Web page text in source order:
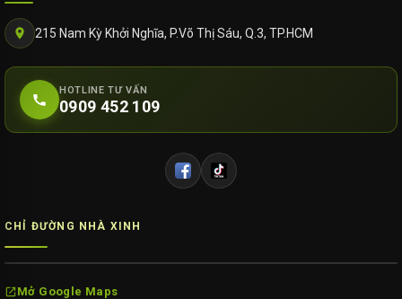
215 Nam Kỳ Khởi Nghĩa, P.Võ Thị Sáu, Q.3, TP.HCM
HOTLINE TƯ VẤN
0909 452 109
CHỈ ĐƯỜNG NHÀ XINH
Mở Google Maps